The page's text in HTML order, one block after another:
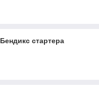
Бендикс стартера